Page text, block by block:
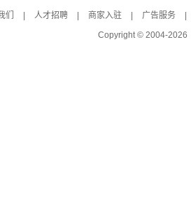
们 人才招聘 商家入驻 广告服务
Copyright © 2004-2026